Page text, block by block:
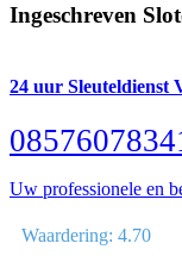
Ingeschreven
24 uur Sleuteldienst
Uw professionele en
Waardering: 4.70